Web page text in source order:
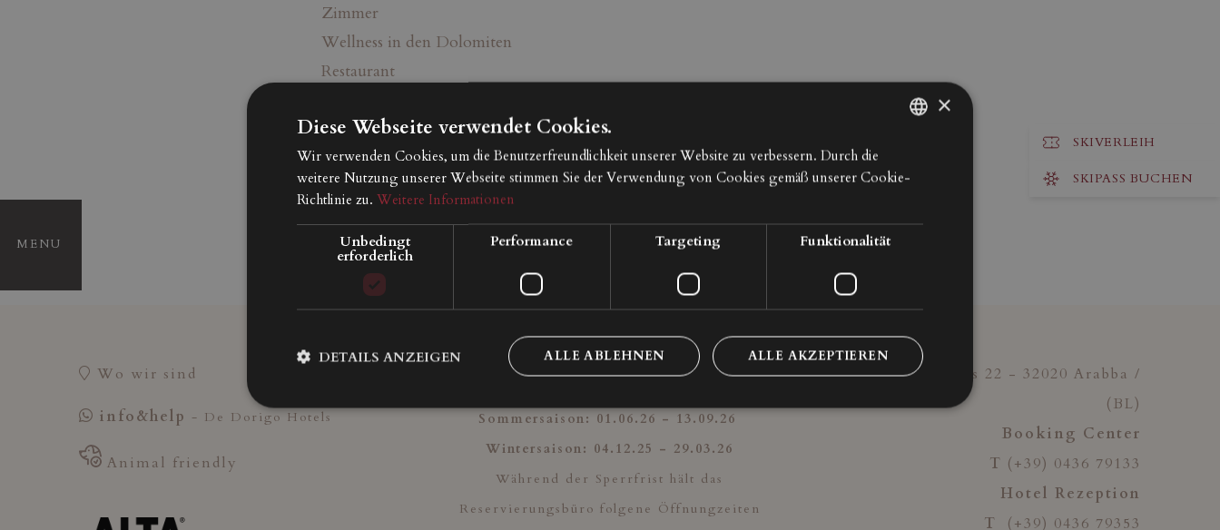
MENU
SKIVERLEIH
SKIPASS BUCHEN
Zimmer
Wellness in den Dolomiten
Restaurant
Angebote & Infos
Preise und AGB
Urlaubspakete
Wo wir sind
info&help - De Dorigo Hotels
Animal friendly
Sommersaison: 01. 06.26 - 13.09.26
Wintersaison: 04.12.25 - 29.03.26
Während der Sperrfrist hält das
Reservierungsbüro folgene Öffnungzeiten
Campolongo Pass 22 - 32020 Arabba /
(BL)
Booking Center
T (+39) 0436 79133
Hotel Rezeption
T
(+39) 0436 79353
ENGLISH
×
Diese Webseite verwendet Cookies.
Wir verwenden Cookies, um die Benutzerfreundlichkeit unserer Website zu verbessern. Durch die
weitere Nutzung unserer Webseite stimmen Sie der Verwendung von Cookies gemäß unserer Cookie-
Richtlinie zu. Weitere Informationen
Unbedingt
erforderlich
Performance Targeting Funktionalität
ALLE AKZEPTIEREN
ALLE ABLEHNEN
DETAILS ANZEIGEN